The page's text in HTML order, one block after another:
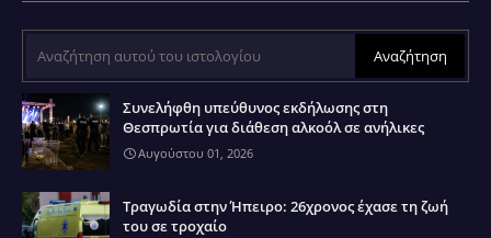
Συνελήφθη υπεύθυνος εκδήλωσης στη
Θεσπρωτία για διάθεση αλκοόλ σε ανήλικες
Αυγούστου 01, 2026
Τραγωδία στην Ήπειρο: 26χρονος έχασε τη ζωή
του σε τροχαίο